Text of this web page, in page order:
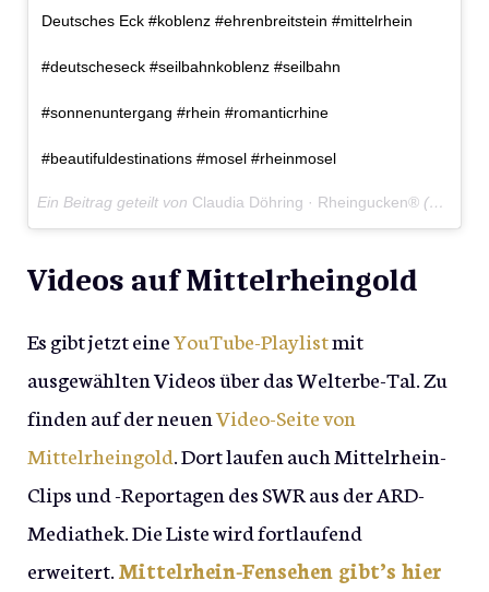
Deutsches Eck #koblenz #ehrenbreitstein #mittelrhein
#deutscheseck #seilbahnkoblenz #seilbahn
#sonnenuntergang #rhein #romanticrhine
#beautifuldestinations #mosel #rheinmosel
Ein Beitrag geteilt von Claudia Döhring · Rheingucken® (@rheingucken) am
Videos auf Mittelrheingold
Es gibt jetzt eineYouTube-Playlistmit
ausgewählten Videos über das Welterbe-Tal. Zu
finden auf der neuenVideo-Seite von
Mittelrheingold. Dort laufen auch Mittelrhein-
Clips und -Reportagen des SWR aus der ARD-
Mediathek. Die Liste wird fortlaufend
erweitert.Mittelrhein-Fensehen gibt’s hier